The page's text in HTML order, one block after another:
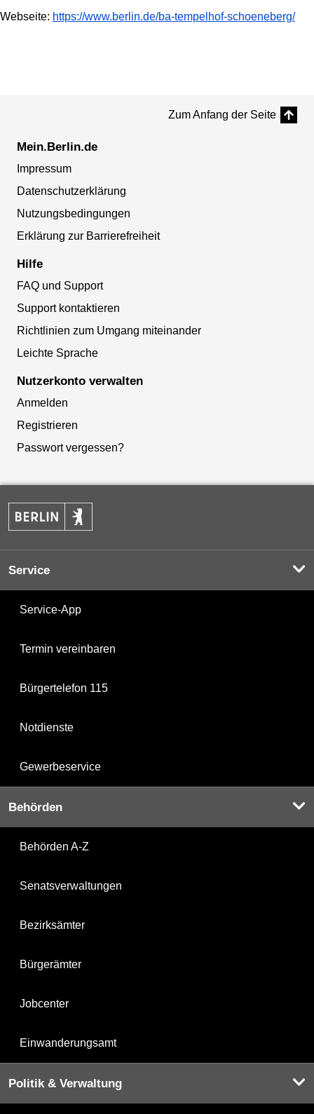
Webseite: https://www.berlin.de/ba-tempelhof-schoeneberg/
Zum Anfang der Seite
Mein.Berlin.de
Impressum
Datenschutzerklärung
Nutzungsbedingungen
Erklärung zur Barrierefreiheit
Hilfe
FAQ und Support
Support kontaktieren
Richtlinien zum Umgang miteinander
Leichte Sprache
Nutzerkonto verwalten
Anmelden
Registrieren
Passwort vergessen?
Service
Service-App
Termin vereinbaren
Bürgertelefon 115
Notdienste
Gewerbeservice
Behörden
Behörden A-Z
Senatsverwaltungen
Bezirksämter
Bürgerämter
Jobcenter
Einwanderungsamt
Politik & Verwaltung